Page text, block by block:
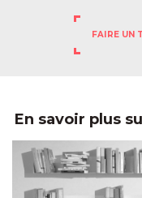
FAIRE UN
En savoir plus